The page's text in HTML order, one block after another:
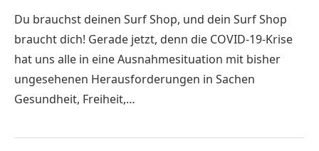
Du brauchst deinen Surf Shop, und dein Surf Shop
braucht dich! Gerade jetzt, denn die COVID-19-Krise
hat uns alle in eine Ausnahmesituation mit bisher
ungesehenen Herausforderungen in Sachen
Gesundheit, Freiheit,…